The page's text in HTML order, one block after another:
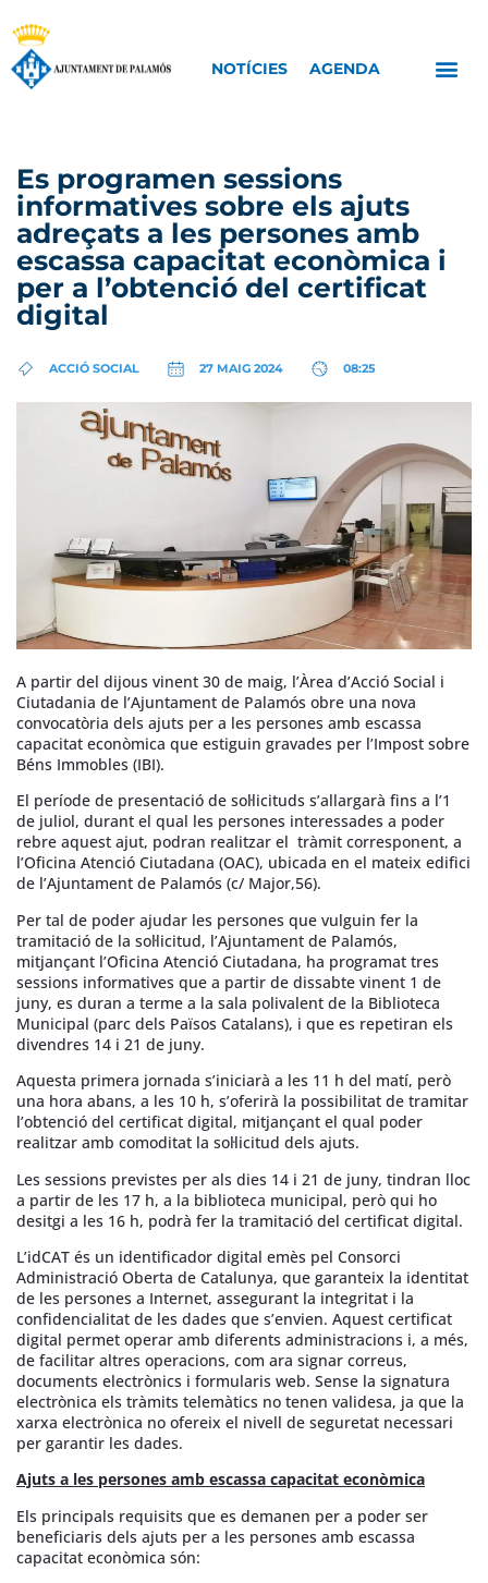
NOTÍCIES AGENDA
Es programen sessions
informatives sobre els ajuts
adreçats a les persones amb
escassa capacitat econòmica i
per a l’obtenció del certificat
digital
ACCIÓ SOCIAL 27 MAIG 2024 08:25
A partir del dijous vinent 30 de maig, l’Àrea d’Acció Social i
Ciutadania de l’Ajuntament de Palamós obre una nova
convocatòria dels ajuts per a les persones amb escassa
capacitat econòmica que estiguin gravades per l’Impost sobre
Béns Immobles (IBI).
El període de presentació de sol·licituds s’allargarà fins a l’1
de juliol, durant el qual les persones interessades a poder
rebre aquest ajut, podran realitzar el tràmit corresponent, a
l’Oficina Atenció Ciutadana (OAC), ubicada en el mateix edifici
de l’Ajuntament de Palamós (c/ Major,56).
Per tal de poder ajudar les persones que vulguin fer la
tramitació de la sol·licitud, l’Ajuntament de Palamós,
mitjançant l’Oficina Atenció Ciutadana, ha programat tres
sessions informatives que a partir de dissabte vinent 1 de
juny, es duran a terme a la sala polivalent de la Biblioteca
Municipal (parc dels Països Catalans), i que es repetiran els
divendres 14 i 21 de juny.
Aquesta primera jornada s’iniciarà a les 11 h del matí, però
una hora abans, a les 10 h, s’oferirà la possibilitat de tramitar
l’obtenció del certificat digital, mitjançant el qual poder
realitzar amb comoditat la sol·licitud dels ajuts.
Les sessions previstes per als dies 14 i 21 de juny, tindran lloc
a partir de les 17 h, a la biblioteca municipal, però qui ho
desitgi a les 16 h, podrà fer la tramitació del certificat digital.
L’idCAT és un identificador digital emès pel Consorci
Administració Oberta de Catalunya, que garanteix la identitat
de les persones a Internet, assegurant la integritat i la
confidencialitat de les dades que s’envien. Aquest certificat
digital permet operar amb diferents administracions i, a més,
de facilitar altres operacions, com ara signar correus,
documents electrònics i formularis web. Sense la signatura
electrònica els tràmits telemàtics no tenen validesa, ja que la
xarxa electrònica no ofereix el nivell de seguretat necessari
per garantir les dades.
Ajuts a les persones amb escassa capacitat econòmica
Els principals requisits que es demanen per a poder ser
beneficiaris dels ajuts per a les persones amb escassa
capacitat econòmica són: